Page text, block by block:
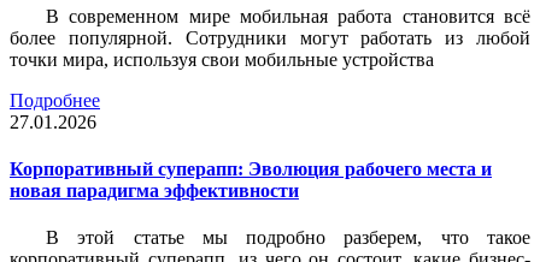
В современном мире мобильная работа становится всё
более популярной. Сотрудники могут работать из любой
точки мира, используя свои мобильные устройства
Подробнее
27.01.2026
Корпоративный суперапп: Эволюция рабочего места и
новая парадигма эффективности
В этой статье мы подробно разберем, что такое